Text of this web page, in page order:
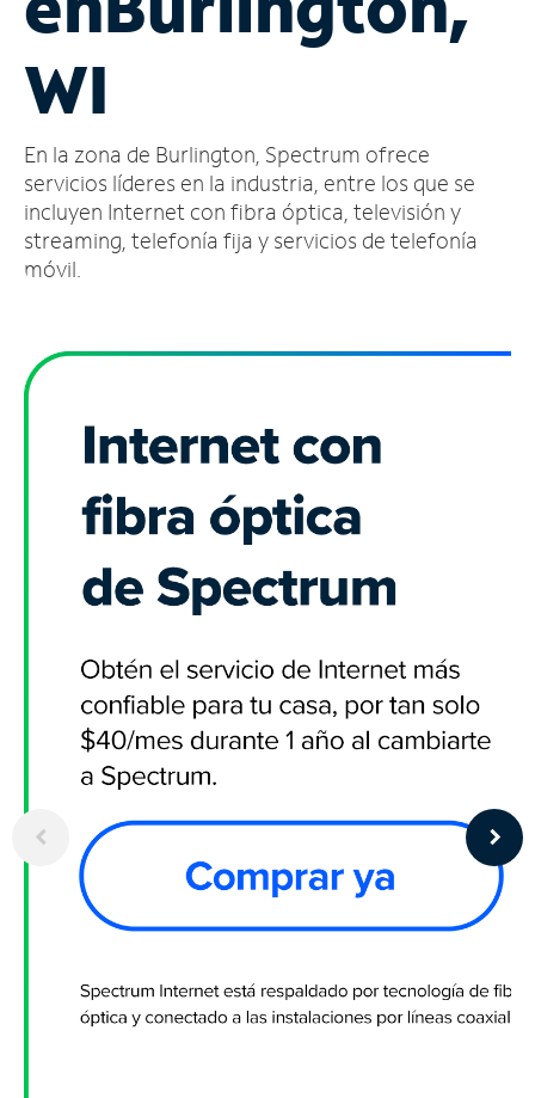
cuenta
Encuentra
tienda
WI
En la zona de Burlington, Spectrum ofrece
servicios líderes en la industria, entre los que se
incluyen Internet con fibra óptica, televisión y
streaming, telefonía fija y servicios de telefonía
móvil.